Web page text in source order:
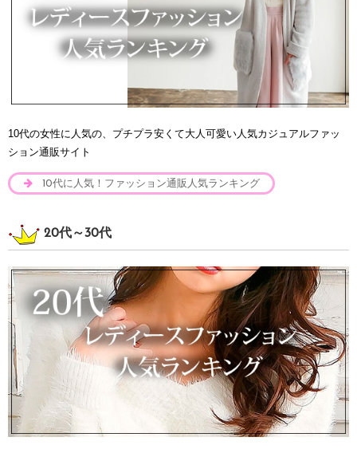
10代の女性に人気の、プチプラ安くて大人可愛い人気カジュアルファッ
ション通販サイト
10代に人気！ファッション通販人気ランキング
20代～30代